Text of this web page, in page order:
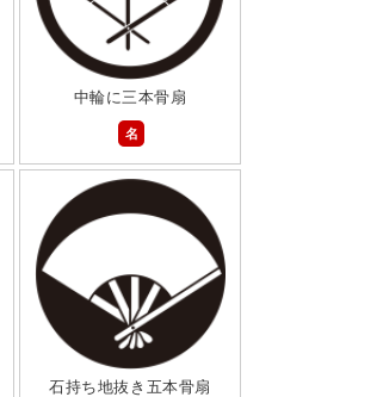
中輪に三本骨扇
名
石持ち地抜き五本骨扇